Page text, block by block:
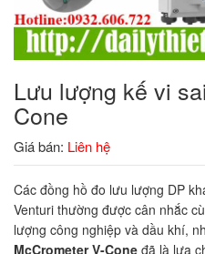
Lưu lượng kế vi
Cone
Giá bán: Liên hệ
Các đồng hồ đo lưu lượng DP
Venturi thường được cân nhắc
lượng công nghiệp và dầu khí,
McCrometer V-Cone đã là lựa